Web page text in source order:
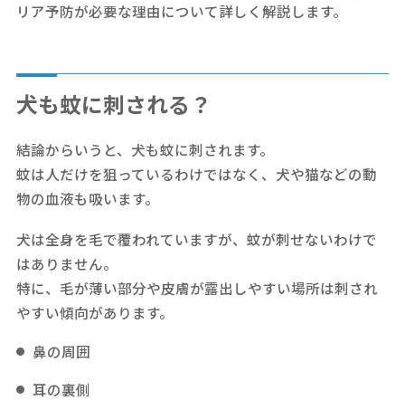
リア予防が必要な理由について詳しく解説します。
犬も蚊に刺される？
結論からいうと、犬も蚊に刺されます。
蚊は人だけを狙っているわけではなく、犬や猫などの動
物の血液も吸います。
犬は全身を毛で覆われていますが、蚊が刺せないわけで
はありません。
特に、毛が薄い部分や皮膚が露出しやすい場所は刺され
やすい傾向があります。
鼻の周囲
耳の裏側